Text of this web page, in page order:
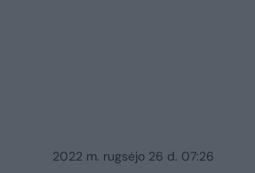
2022 m. rugsėjo 26 d. 07:26